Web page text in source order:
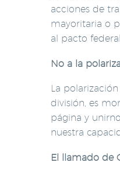
acciones de
mayoritaria o
al pacto
No a la
La
división, es
página y
nuestra
El llamado de